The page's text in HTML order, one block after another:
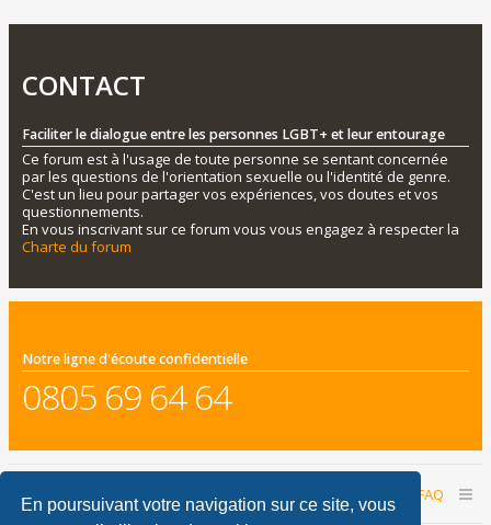
En poursuivant votre navigation sur ce site, vous
CONTACT
Faciliter le dialogue entre les personnes LGBT+ et leur entourage
Ce forum est à l'usage de toute personne se sentant concernée
par les questions de l'orientation sexuelle ou l'identité de genre.
C'est un lieu pour partager vos expériences, vos doutes et vos
questionnements.
En vous inscrivant sur ce forum vous vous engagez à respecter la
Charte du forum
Notre ligne d'écoute confidentielle
0805 69 64 64
Accueil du forum FAQ
Nous contacter